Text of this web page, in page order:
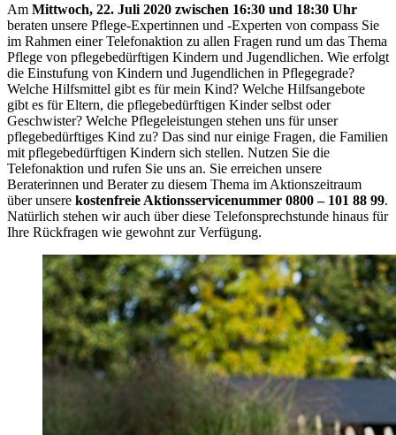
Am Mittwoch, 22. Juli 2020 zwischen 16:30 und 18:30 Uhr
beraten unsere Pflege-Expertinnen und -Experten von compass Sie
im Rahmen einer Telefonaktion zu allen Fragen rund um das Thema
Pflege von pflegebedürftigen Kindern und Jugendlichen. Wie erfolgt
die Einstufung von Kindern und Jugendlichen in Pflegegrade?
Welche Hilfsmittel gibt es für mein Kind? Welche Hilfsangebote
gibt es für Eltern, die pflegebedürftigen Kinder selbst oder
Geschwister? Welche Pflegeleistungen stehen uns für unser
pflegebedürftiges Kind zu? Das sind nur einige Fragen, die Familien
mit pflegebedürftigen Kindern sich stellen. Nutzen Sie die
Telefonaktion und rufen Sie uns an. Sie erreichen unsere
Beraterinnen und Berater zu diesem Thema im Aktionszeitraum
über unsere kostenfreie Aktionsservicenummer 0800 – 101 88 99.
Natürlich stehen wir auch über diese Telefonsprechstunde hinaus für
Ihre Rückfragen wie gewohnt zur Verfügung.